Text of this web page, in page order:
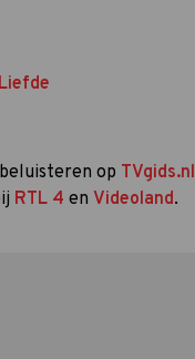
op TVgids.nl
RTL 4 en Videoland.